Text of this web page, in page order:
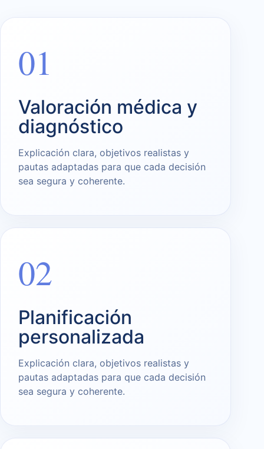
01
Valoración médica y
diagnóstico
Explicación clara, objetivos realistas y
pautas adaptadas para que cada decisión
sea segura y coherente.
02
Planificación
personalizada
Explicación clara, objetivos realistas y
pautas adaptadas para que cada decisión
sea segura y coherente.